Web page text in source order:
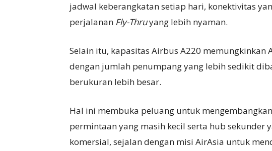
jadwal keberangkatan setiap hari, konektivitas
perjalanan Fly-Thruyang lebih nyaman.
Selain itu, kapasitas Airbus A220
dengan jumlah penumpang yang lebih sedikit
berukuran lebih besar.
Hal ini membuka peluang untuk
permintaan yang masih kecil serta hub sekunder
komersial, sejalan dengan misi AirAsia untuk